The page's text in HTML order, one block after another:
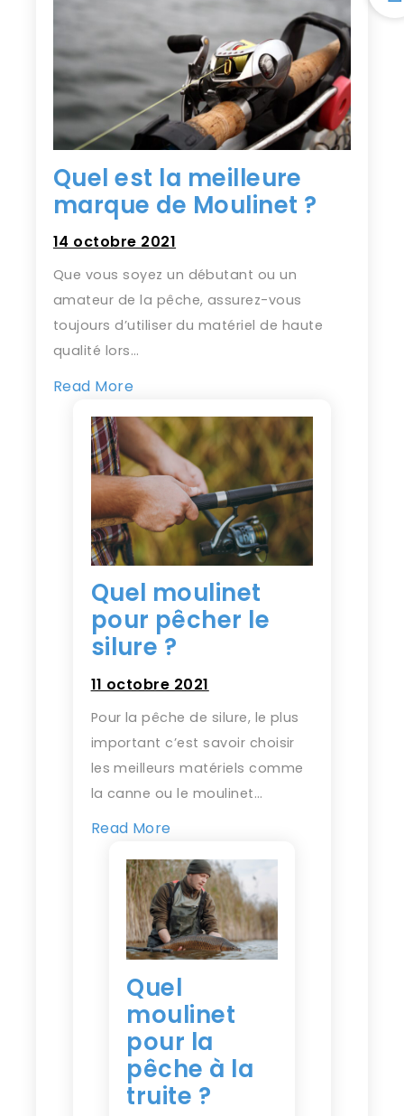
Quel est la meilleure
marque de Moulinet ?
14 octobre 2021
Que vous soyez un débutant ou un
amateur de la pêche, assurez-vous
toujours d’utiliser du matériel de haute
qualité lors…
Read More
Quel moulinet
pour pêcher le
silure ?
11 octobre 2021
Pour la pêche de silure, le plus
important c’est savoir choisir
les meilleurs matériels comme
la canne ou le moulinet…
Read More
Quel
moulinet
pour la
pêche à la
truite ?